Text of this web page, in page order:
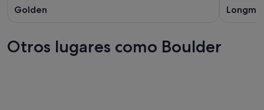
Golden
Otros lugares como Boulder